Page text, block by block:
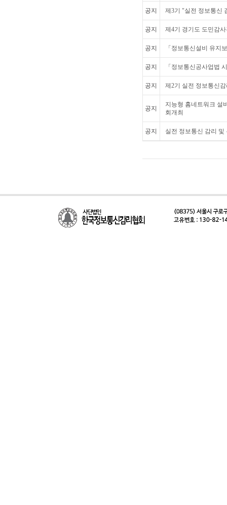
공지 제3기 "실전 정보통신
공지 제4기 경기도 도민감
공지 「정보통신설비 유지
공지 「정보통신공사업법
공지 제2기 실전 정보통신
공지
지능형 홈네트워크 설
회개최
공지 실전 정보통신 감리 및